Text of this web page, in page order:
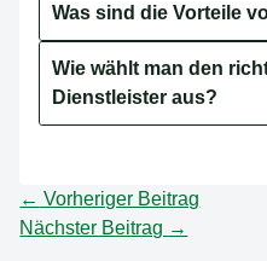
Was sind die Vorteile
Wie wählt man den
Dienstleister aus?
← Vorheriger Beitrag
Nächster Beitrag →